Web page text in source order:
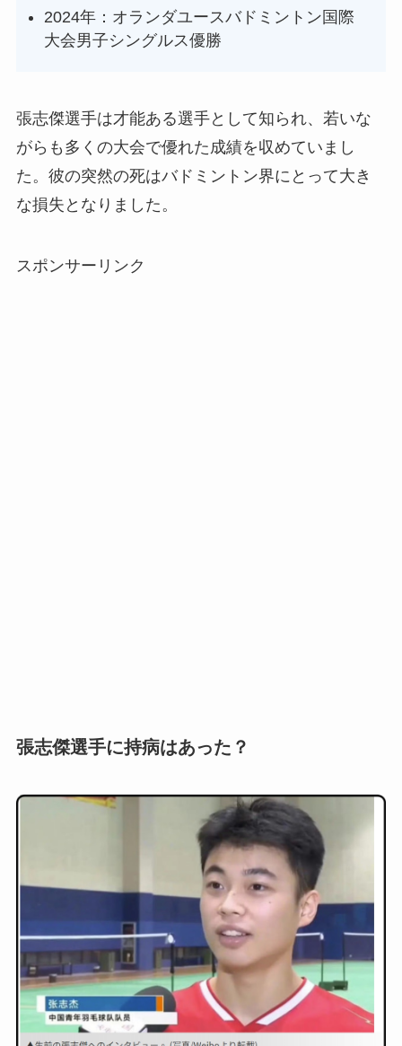
2024年：オランダユースバドミントン国際
大会男子シングルス優勝
張志傑選手は才能ある選手として知られ、若いな
がらも多くの大会で優れた成績を収めていまし
た。彼の突然の死はバドミントン界にとって大き
な損失となりました。
スポンサーリンク
張志傑選手に持病はあった？